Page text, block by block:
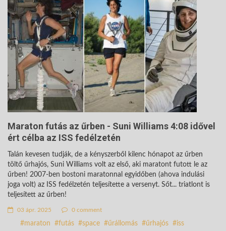
Maraton futás az űrben - Suni Williams 4:08 idővel
ért célba az ISS fedélzetén
Talán kevesen tudják, de a kényszerből kilenc hónapot az űrben
töltő űrhajós, Suni Williams volt az első, aki maratont futott le az
űrben! 2007-ben bostoni maratonnal egyidőben (ahova indulási
joga volt) az ISS fedélzetén teljesítette a versenyt. Sőt... triatlont is
teljesített az űrben!
03 ápr. 2025 0 comment
maraton futás space űrállomás űrhajós iss